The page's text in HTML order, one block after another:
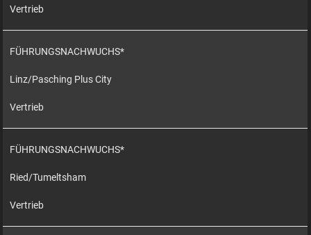
Vertrieb
FÜHRUNGSNACHWUCHS*
Linz/Pasching Plus City
Vertrieb
FÜHRUNGSNACHWUCHS*
Ried/Tumeltsham
Vertrieb